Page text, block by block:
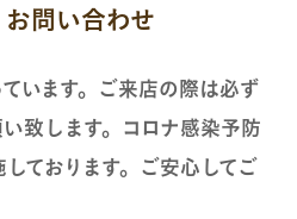
お問い合わせ
います。ご来店の際は必ず
致します。コロナ感染予防
ております。ご安心してご